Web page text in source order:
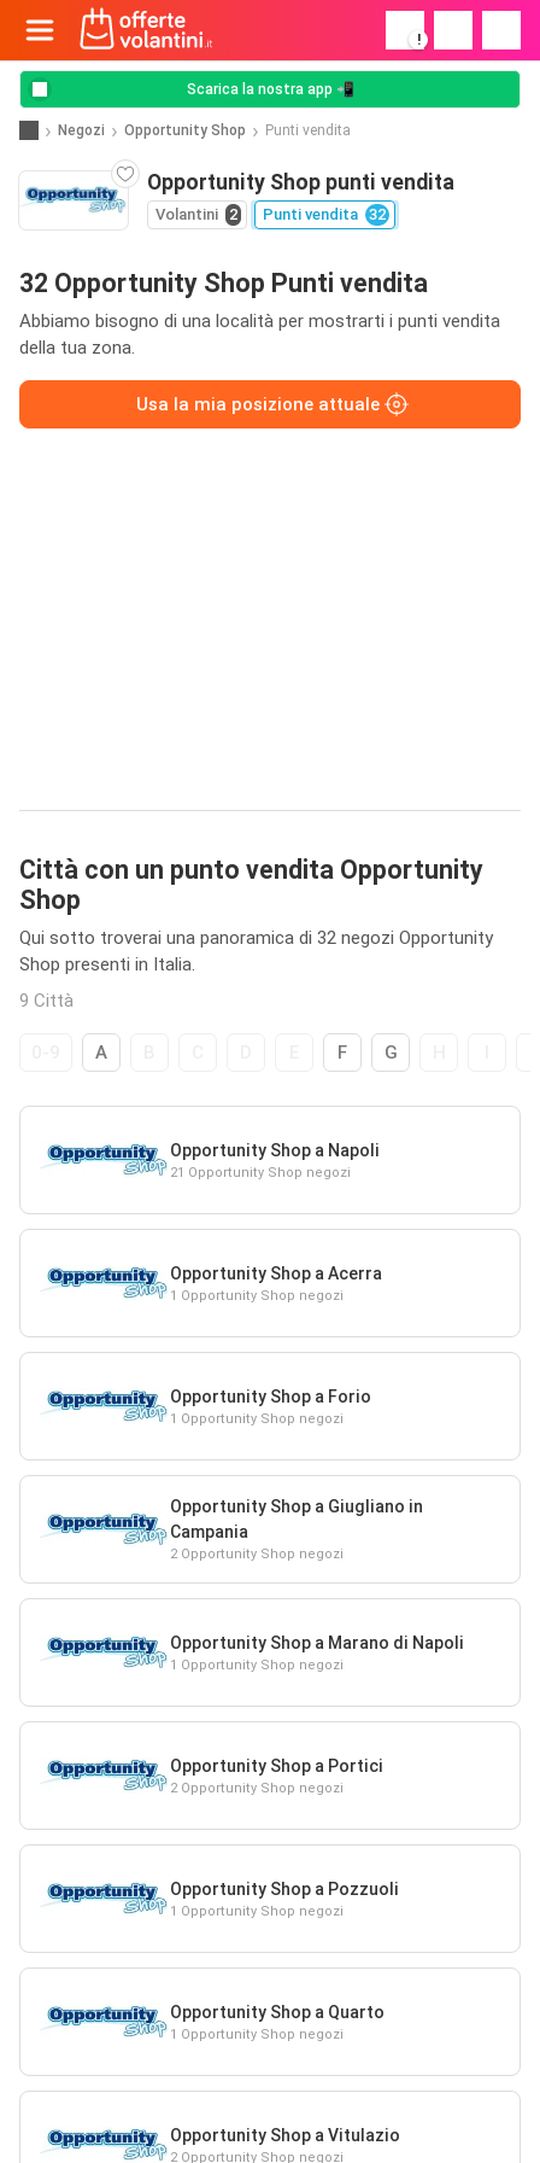
!
Scarica la nostra app 📲
Negozi Opportunity Shop Punti vendita
Opportunity Shop punti vendita
Volantini 2 Punti vendita 32
32 Opportunity Shop Punti vendita
Abbiamo bisogno di una località per mostrarti i punti vendita
della tua zona.
Usa la mia posizione attuale
Città con un punto vendita Opportunity
Shop
Qui sotto troverai una panoramica di 32 negozi Opportunity
Shop presenti in Italia.
9 Città
A F G
Opportunity Shop a Napoli
21 Opportunity Shop negozi
Opportunity Shop a Acerra
1 Opportunity Shop negozi
Opportunity Shop a Forio
1 Opportunity Shop negozi
Opportunity Shop a Giugliano in
Campania
2 Opportunity Shop negozi
Opportunity Shop a Marano di Napoli
1 Opportunity Shop negozi
Opportunity Shop a Portici
2 Opportunity Shop negozi
Opportunity Shop a Pozzuoli
1 Opportunity Shop negozi
Opportunity Shop a Quarto
1 Opportunity Shop negozi
Opportunity Shop a Vitulazio
2 Opportunity Shop negozi